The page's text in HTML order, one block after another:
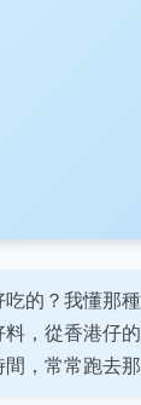
的？我懂那
，從香港仔
，常常跑去